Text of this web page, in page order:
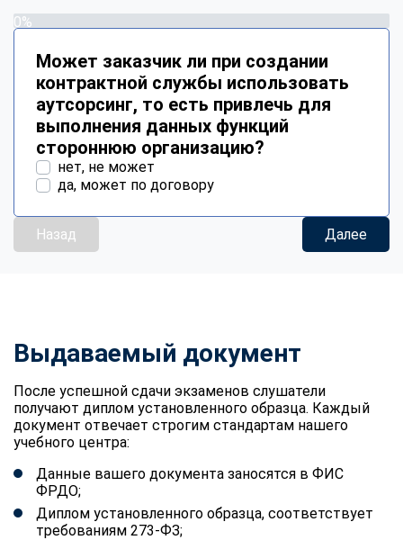
0%
Может заказчик ли при создании
контрактной службы использовать
аутсорсинг, то есть привлечь для
выполнения данных функций
стороннюю организацию?
нет, не может
да, может по договору
Назад Далее
Выдаваемый документ
После успешной сдачи экзаменов слушатели
получают диплом установленного образца. Каждый
документ отвечает строгим стандартам нашего
учебного центра:
Данные вашего документа заносятся в ФИС
ФРДО;
Диплом установленного образца, соответствует
требованиям 273-ФЗ;